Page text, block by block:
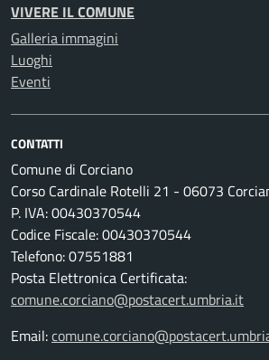
VIVERE IL COMUNE
Galleria immagini
Luoghi
Eventi
CONTATTI
Comune di Corciano
Corso Cardinale Rotelli 21 - 06073
P. IVA: 00430370544
Codice Fiscale: 00430370544
Telefono: 07551881
Posta Elettronica Certificata:
comune.corciano@postacert.umbria.it
Email: